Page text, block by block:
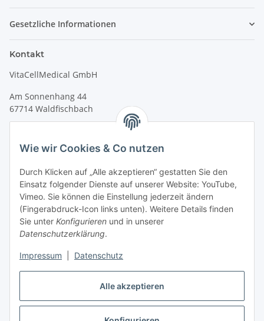
Alle akzeptieren
Wie wir Cookies & Co nutzen
Durch Klicken auf „Alle akzeptieren“ gestatten Sie den
Einsatz folgender Dienste auf unserer Website: YouTube,
Vimeo. Sie können die Einstellung jederzeit ändern
(Fingerabdruck-Icon links unten). Weitere Details finden
Sie unter Konfigurieren und in unserer
Datenschutzerklärung.
Impressum Datenschutz
Gesetzliche Informationen
Kontakt
VitaCellMedical GmbH
Am Sonnenhang 44
67714 Waldfischbach
Fax+49 6333 99090 33
info@vitacellmedical.com
Erreichbarkeit
Mo – Fr 08:00 Uhr – 17:00 Uhr
Außerhalb dieser Zeit unter
Sie möchten, dass wir Sie besuchen?
Ihre Terminvorschläge >>>
Vertrag widerrufen